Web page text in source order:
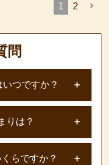
1 2
問
つですか？
りは？
らですか？